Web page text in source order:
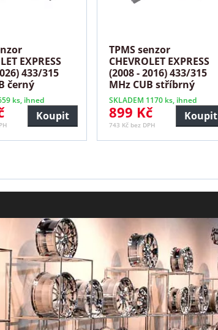
EXPRESS
433/315
černý
ks, ihned
Koupit
TPMS senzor
CHEVROLET EXPRESS
(2008 - 2016) 433/315
MHz CUB stříbrný
SKLADEM 1170 ks, ihned
899 Kč
743 Kč bez DPH
Koupit